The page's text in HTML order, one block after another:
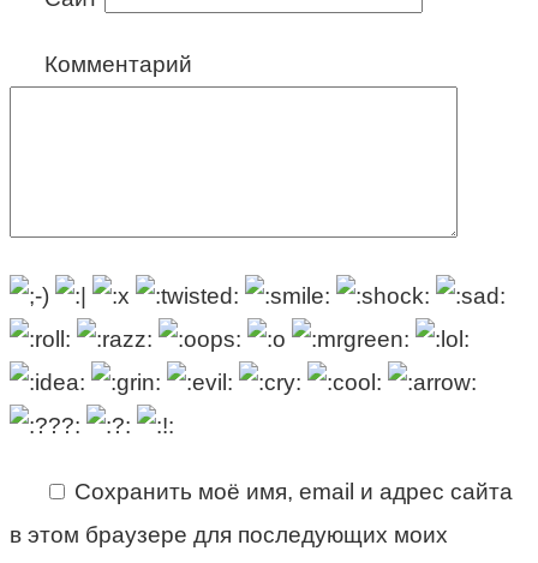
Комментарий
Сохранить моё имя, email и адрес сайта
в этом браузере для последующих моих